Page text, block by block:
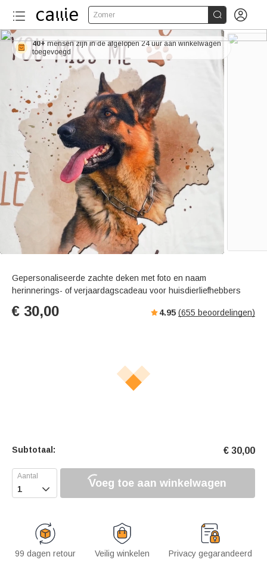
Zomer  
40+mensen zijn in de afgelopen 24 uur aan winkelwagen
toegevoegd
Gepersonaliseerde zachte deken met foto en naam
herinnerings- of verjaardagscadeau voor huisdierliefhebbers
€ 30,00 4.95 (655 beoordelingen)
Subtotaal: € 30,00
 Voeg toe aan winkelwagen
99 dagen retour Veilig winkelen Privacy gegarandeerd